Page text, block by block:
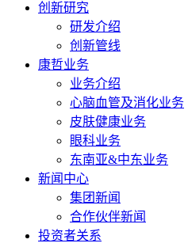
创新研究
研发介绍
创新管线
康哲业务
业务介绍
心脑血管及消化业务
皮肤健康业务
眼科业务
东南亚&中东业务
新闻中心
集团新闻
合作伙伴新闻
投资者关系